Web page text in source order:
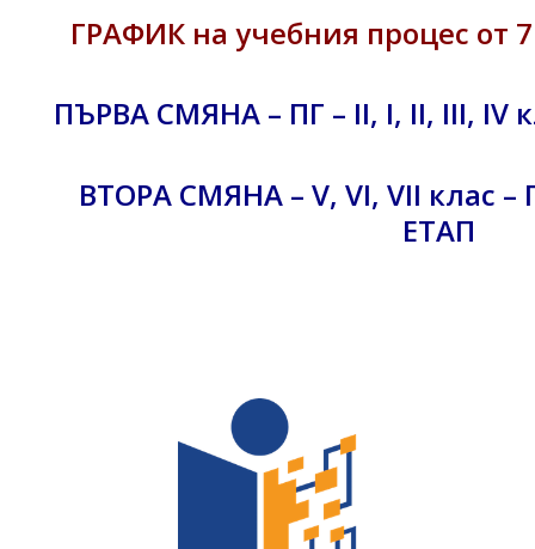
ГРАФИК на учебния процес от
ПЪРВА СМЯНА – ПГ – II, I, II, III, IV
ВТОРА СМЯНА – V, VI, VII клас
ЕТАП